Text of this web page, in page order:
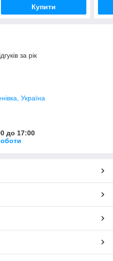
Купити
за рік
Україна
до 17:00